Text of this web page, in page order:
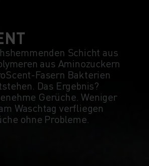
Schicht aus
aus Aminozuckern
Fasern Bakterien
Das Ergebnis?
Gerüche. Weniger
Waschtag verfliegen
ohne Probleme.